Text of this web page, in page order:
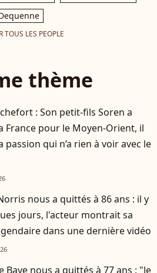
TOUS LES PEOPLE
thème
: Son petit-fils Soren a
France pour le Moyen-Orient, il
passion qui n’a rien à voir avec le
nous a quittés à 86 ans : il y
jours, l'acteur montrait sa
dans une dernière vidéo
Baye nous a quittés à 77 ans : "Je